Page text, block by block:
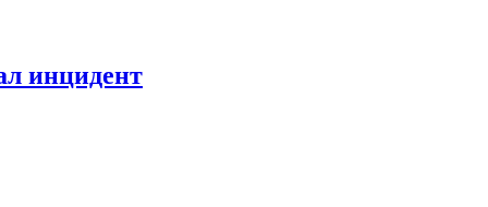
инцидент